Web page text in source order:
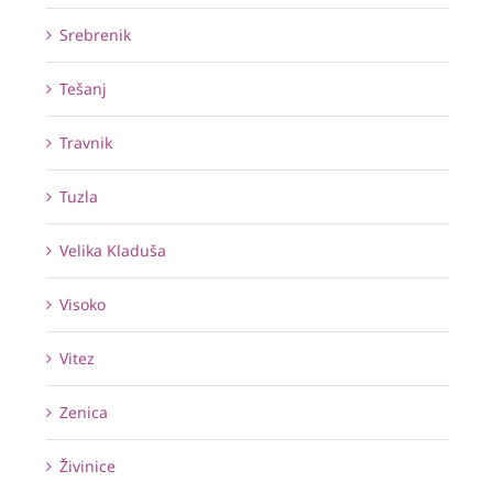
Srebrenik
Tešanj
Travnik
Tuzla
Velika Kladuša
Visoko
Vitez
Zenica
Živinice